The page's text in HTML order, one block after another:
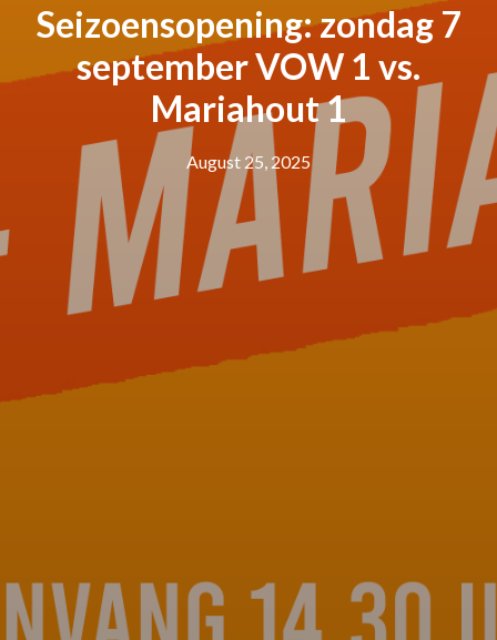
Seizoensopening: zondag 7
september VOW 1 vs.
Mariahout 1
August 25, 2025